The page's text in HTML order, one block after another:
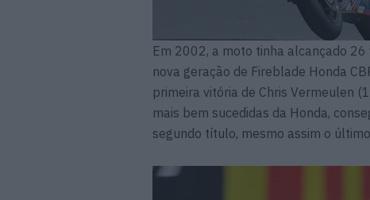
Em 2002, a moto tinha alcançado
nova geração de Fireblade Honda
primeira vitória de Chris Vermeulen
mais bem sucedidas da Honda,
segundo título, mesmo assim o